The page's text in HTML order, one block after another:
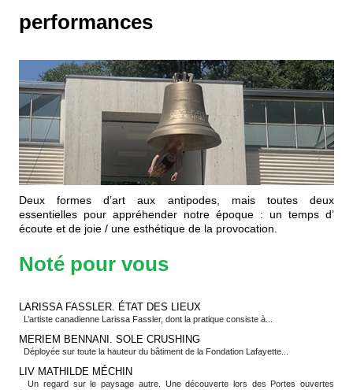
performances
Deux formes d’art aux antipodes, mais toutes deux
essentielles pour appréhender notre époque : un temps d’
écoute et de joie / une esthétique de la provocation.
Noté pour vous
LARISSA FASSLER. ÉTAT DES LIEUX
L’artiste canadienne Larissa Fassler, dont la pratique consiste à...
MERIEM BENNANI. SOLE CRUSHING
Déployée sur toute la hauteur du bâtiment de la Fondation Lafayette...
LIV MATHILDE MÉCHIN
Un regard sur le paysage autre. Une découverte lors des Portes ouvertes